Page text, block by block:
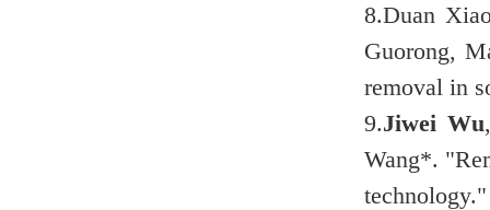
8.Duan
Guorong,
removal in
9.Jiwei Wu
Wang*.